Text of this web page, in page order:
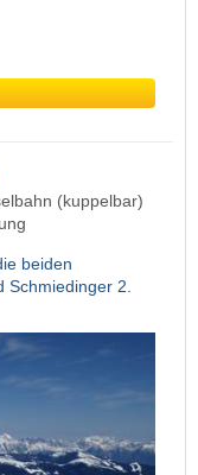
(kuppelbar)
beiden
Schmiedinger 2.